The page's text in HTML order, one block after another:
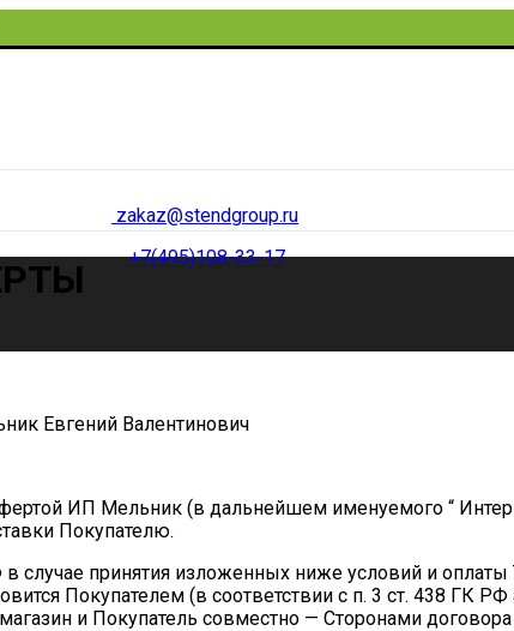
zakaz@stendgroup.ru
+7(495)108-33-17
Евгений Валентинович
ИП Мельник (в дальнейшем именуемого “
Покупателю.
в случае принятия изложенных ниже условий и
Покупателем (в соответствии с п. 3 ст. 438 ГК
и Покупатель совместно — Сторонами